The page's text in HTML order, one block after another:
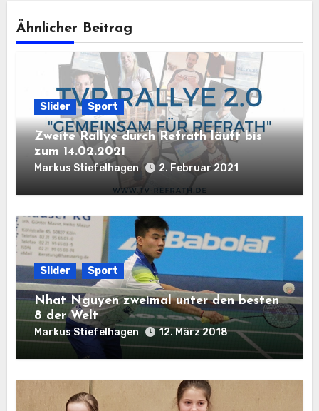
Ähnlicher Beitrag
Slider Sport
Zweite Rallye durch Refrath läuft bis
zum 14.02.2021
Markus Stiefelhagen 2. Februar 2021
Slider Sport
Nhat Nguyen zweimal unter den besten
8 der Welt
Markus Stiefelhagen 12. März 2018